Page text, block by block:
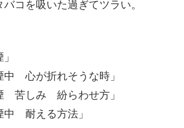
コを吸いた過ぎてツラい。
中 心が折れそうな時」
苦しみ 紛らわせ方」
中 耐える方法」